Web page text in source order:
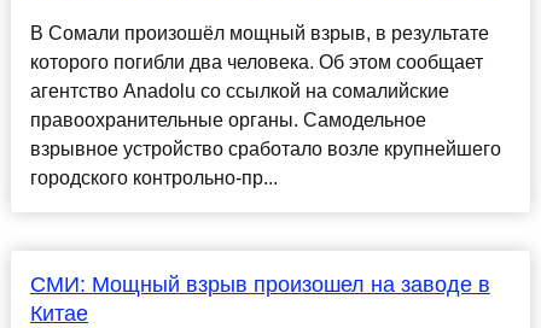
В Сомали произошёл мощный взрыв, в результате
которого погибли два человека. Об этом сообщает
агентство Anadolu со ссылкой на сомалийские
правоохранительные органы. Самодельное
взрывное устройство сработало возле крупнейшего
городского контрольно-пр...
СМИ: Мощный взрыв произошел на заводе в
Китае